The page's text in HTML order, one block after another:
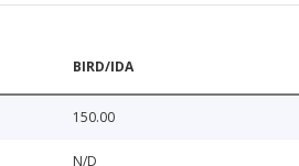
BIRD/IDA
150.00
N/D